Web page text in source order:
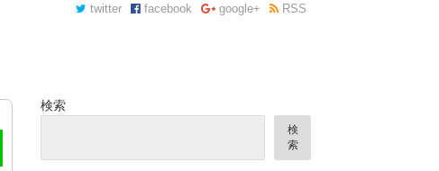
twitter facebook google+ RSS
検索
検
索